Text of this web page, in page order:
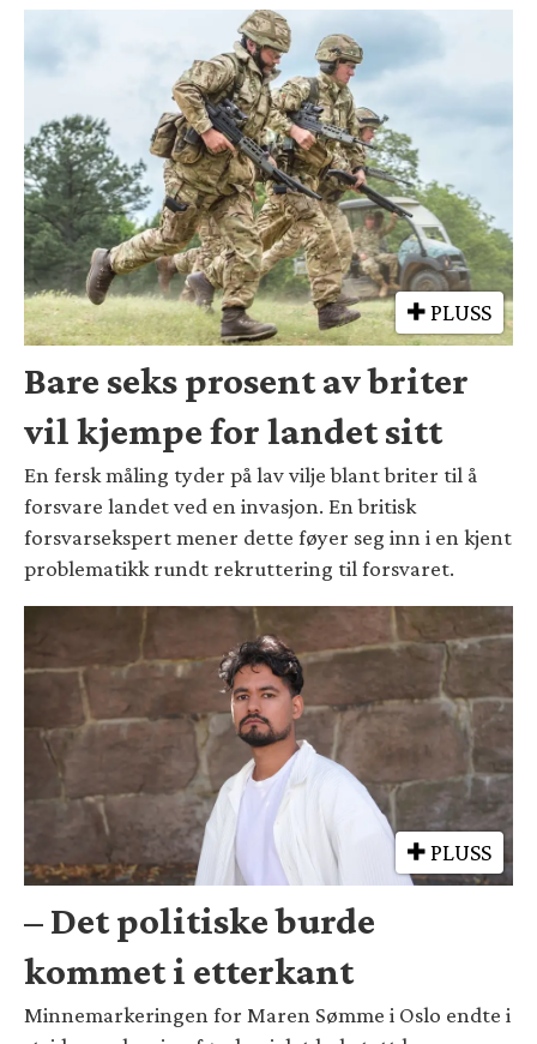
PLUSS
Bare seks prosent av briter
vil kjempe for landet sitt
En fersk måling tyder på lav vilje blant briter til å
forsvare landet ved en invasjon. En britisk
forsvarsekspert mener dette føyer seg inn i en kjent
problematikk rundt rekruttering til forsvaret.
PLUSS
– Det politiske burde
kommet i etterkant
Minnemarkeringen for Maren Sømme i Oslo endte i